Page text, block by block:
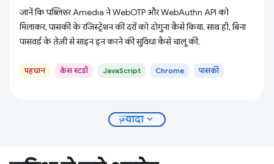
जानें कि पब्लिशर Amedia ने WebOTP और WebAuthn API को
मिलाकर, पासकी के रजिस्ट्रेशन की दरों को दोगुना कैसे किया. साथ ही, बिना
पासवर्ड के तेज़ी से साइन इन करने की सुविधा कैसे चालू की.
पहचान केस स्टडी JavaScript Chrome पासकी
ज़्यादा expand_more